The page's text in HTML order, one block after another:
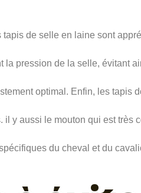
de selle en laine sont
pression de la selle, évitant
optimal. Enfin, les tapis
y aussi le mouton qui est très
du cheval et du